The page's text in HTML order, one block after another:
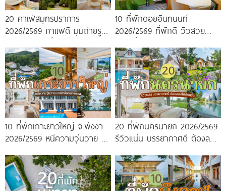
20 คาเฟ่สมุทรปราการ
2026/2569 กาแฟดี มุมถ่ายรูป
10 ที่พักดอยอินทนนท์
2026/2569 ที่พักดี วิวสวย
10 ที่พักเกาะยาวใหญ่ จ.พังงา
2026/2569 หนีความวุ่นวาย มา
20 ที่พักนครนายก 2026/2569
รีวิวแน่น บรรยากาศดี ต้องลอง